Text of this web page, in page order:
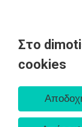
Στο
cookies
AΡΧΙΚΗ
ΕΙΔΗΣΕΙΣ